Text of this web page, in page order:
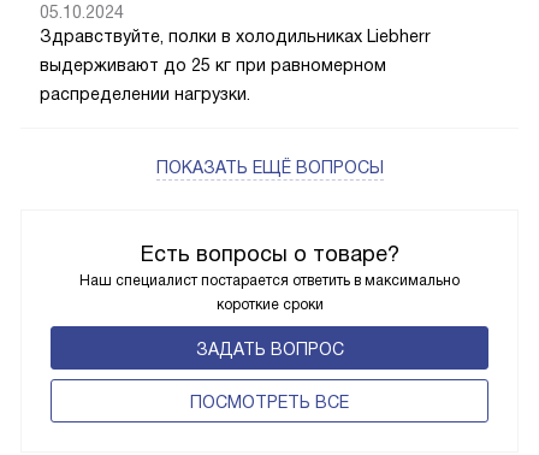
Есть вопросы о товаре?
Наш специалист постарается ответить в максимально
короткие сроки
ЗАДАТЬ ВОПРОС
ПОCМОТРЕТЬ ВСЕ
05.10.2024
Здравствуйте, полки в холодильниках Liebherr
выдерживают до 25 кг при равномерном
распределении нагрузки.
ПОКАЗАТЬ ЕЩЁ ВОПРОСЫ